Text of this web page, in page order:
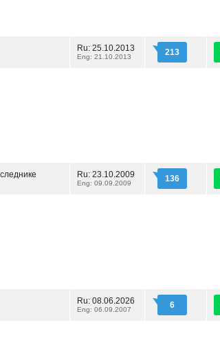
Ru: 25.10.2013
Eng: 21.10.2013 213
Ru: 23.10.2009
Eng: 09.09.2009 136
Ru: 08.06.2026
Eng: 06.09.2007 6